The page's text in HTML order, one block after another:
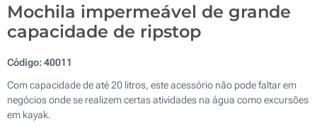
Mochila impermeável de grande
capacidade de ripstop
Código:40011
Com capacidade de até 20 litros, este acessório não pode faltar em
negócios onde se realizem certas atividades na água como excursões
em kayak.